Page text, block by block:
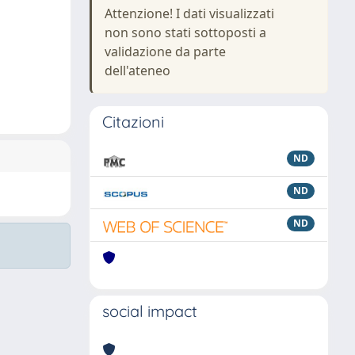
Attenzione! I dati visualizzati
non sono stati sottoposti a
validazione da parte
dell'ateneo
Citazioni
ND
ND
ND
social impact